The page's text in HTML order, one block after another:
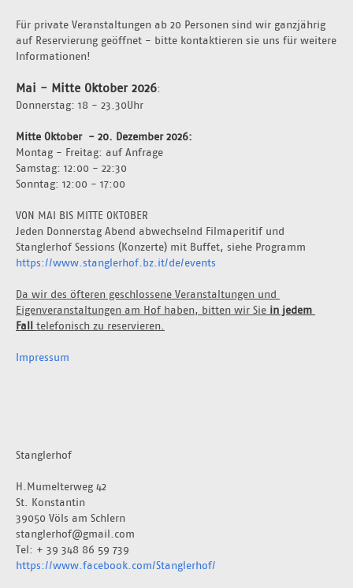
Für private Veranstaltungen ab 20 Personen sind wir ganzjährig
auf Reservierung geöffnet - bitte kontaktieren sie uns für weitere
Informationen!
Mai - Mitte Oktober 2026:
Donnerstag: 18 - 23.30Uhr
Mitte Oktober  - 20. Dezember 2026:
Montag - Freitag: auf Anfrage
Samstag: 12:00 - 22:30
Sonntag: 12:00 - 17:00
VON MAI BIS MITTE OKTOBER
Jeden Donnerstag Abend abwechselnd Filmaperitif und
https://www.stanglerhof.bz.it/de/events
Da wir des öfteren geschlossene Veranstaltungen und
Eigenveranstaltungen am Hof haben, bitten wir Sie in jedem
Fall telefonisch zu reservieren.
Impressum
Stanglerhof
H.Mumelterweg 42
St. Konstantin
39050 Völs am Schlern
stanglerhof@gmail.com
Tel: + 39 348 86 59 739
https://www.facebook.com/Stanglerhof/